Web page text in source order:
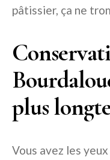
pâtissier, ça ne
plus
Vous avez les